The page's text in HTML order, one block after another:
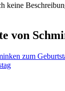
keine
von